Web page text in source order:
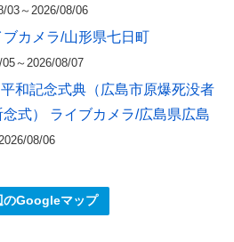
03～2026/08/06
カメラ/山形県七日町
～2026/08/07
和記念式典（広島市原爆死没者
式） ライブカメラ/広島県広島
08/06
のGoogleマップ